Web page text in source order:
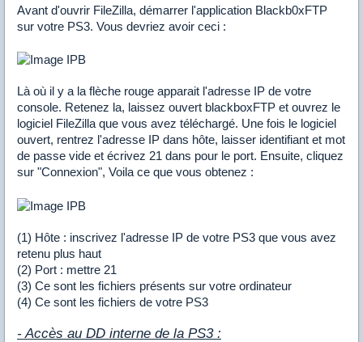
Avant d'ouvrir FileZilla, démarrer l'application Blackb0xFTP
sur votre PS3. Vous devriez avoir ceci :
Là où il y a la flèche rouge apparait l'adresse IP de votre
console. Retenez la, laissez ouvert blackboxFTP et ouvrez le
logiciel FileZilla que vous avez téléchargé. Une fois le logiciel
ouvert, rentrez l'adresse IP dans hôte, laisser identifiant et mot
de passe vide et écrivez 21 dans pour le port. Ensuite, cliquez
sur "Connexion", Voila ce que vous obtenez :
(1) Hôte : inscrivez l'adresse IP de votre PS3 que vous avez
retenu plus haut
(2) Port : mettre 21
(3) Ce sont les fichiers présents sur votre ordinateur
(4) Ce sont les fichiers de votre PS3
- Accès au DD interne de la PS3 :